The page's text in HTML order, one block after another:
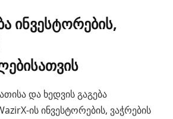
ინვესტორების,
და ხედვის გაგება
ის ინვესტორების, ვაჭრების